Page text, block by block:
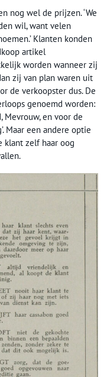
nog wel de prijzen. ‘We
wil, want velen
Klanten konden
artikel
worden wanneer zij
zij van plan waren uit
de verkoopster dus. De
genoemd worden:
Mevrouw, en voor de
Maar een andere optie
klant zelf haar oog